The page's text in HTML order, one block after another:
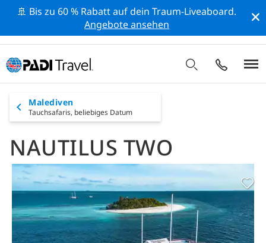
🚢 Bis zu 60 % Rabatt auf dein Traum-Liveaboard.
Angebote ansehen
Malediven
Tauchsafaris, beliebiges Datum
NAUTILUS TWO